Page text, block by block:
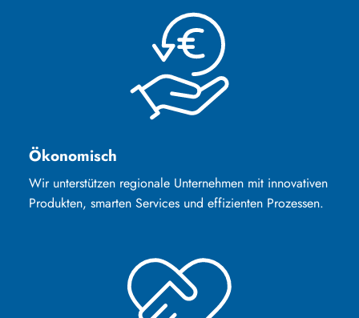
Ökonomisch
Wir unterstützen regionale Unternehmen mit innovativen
Produkten, smarten Services und effizienten Prozessen.